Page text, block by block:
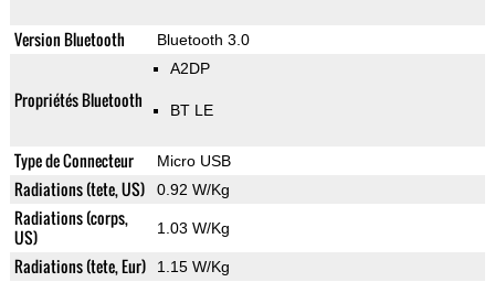
Version Bluetooth Bluetooth 3.0
Propriétés Bluetooth
A2DP
BT LE
Type de Connecteur Micro USB
Radiations (tete, US) 0.92 W/Kg
Radiations (corps,
US)
1.03 W/Kg
Radiations (tete, Eur) 1.15 W/Kg